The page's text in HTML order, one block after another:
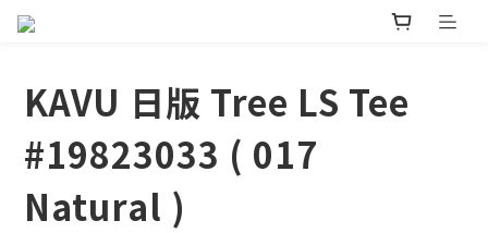
KAVU 日版 Tree LS Tee
#19823033 ( 017
Natural )